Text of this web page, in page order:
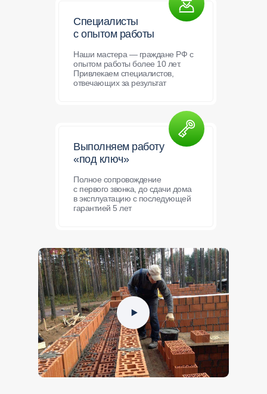
Наши мастера — граждане РФ с
опытом работы более 10 лет.
Привлекаем специалистов,
отвечающих за результат
Специалисты
с опытом работы
Полное сопровождение
с первого звонка, до сдачи дома
в эксплуатацию с последующей
гарантией 5 лет
Выполняем работу
«под ключ»